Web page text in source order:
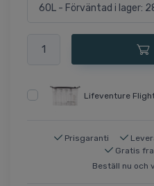
Lifeventure
Prisgaranti
Gratis
Beställ nu och